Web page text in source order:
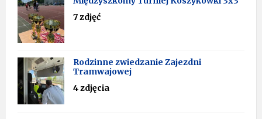
7 zdjęć
Rodzinne zwiedzanie Zajezdni
Tramwajowej
4 zdjęcia